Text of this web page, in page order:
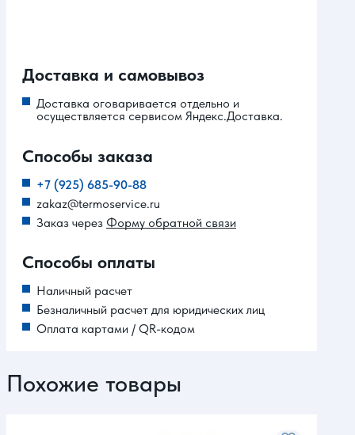
Доставка и самовывоз
Доставка оговаривается отдельно и
осуществляется сервисом Яндекс.Доставка.
Способы заказа
+7 (925) 685-90-88
zakaz@termoservice.ru
Заказ через Форму обратной связи
Способы оплаты
Наличный расчет
Безналичный расчет для юридических лиц
Оплата картами / QR-кодом
Похожие товары